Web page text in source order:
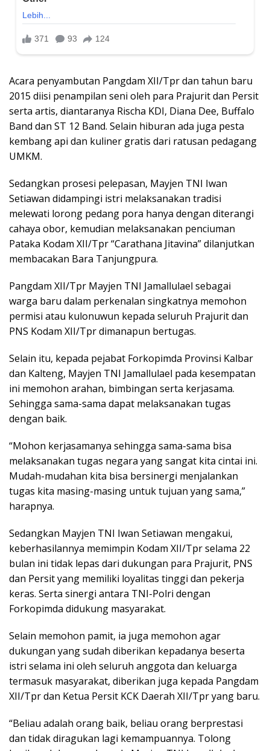
Acara penyambutan Pangdam XII/Tpr dan tahun baru
2015 diisi penampilan seni oleh para Prajurit dan Persit
serta artis, diantaranya Rischa KDI, Diana Dee, Buffalo
Band dan ST 12 Band. Selain hiburan ada juga pesta
kembang api dan kuliner gratis dari ratusan pedagang
UMKM.
Sedangkan prosesi pelepasan, Mayjen TNI Iwan
Setiawan didampingi istri melaksanakan tradisi
melewati lorong pedang pora hanya dengan diterangi
cahaya obor, kemudian melaksanakan penciuman
Pataka Kodam XII/Tpr “Carathana Jitavina” dilanjutkan
membacakan Bara Tanjungpura.
Pangdam XII/Tpr Mayjen TNI Jamallulael sebagai
warga baru dalam perkenalan singkatnya memohon
permisi atau kulonuwun kepada seluruh Prajurit dan
PNS Kodam XII/Tpr dimanapun bertugas.
Selain itu, kepada pejabat Forkopimda Provinsi Kalbar
dan Kalteng, Mayjen TNI Jamallulael pada kesempatan
ini memohon arahan, bimbingan serta kerjasama.
Sehingga sama-sama dapat melaksanakan tugas
dengan baik.
“Mohon kerjasamanya sehingga sama-sama bisa
melaksanakan tugas negara yang sangat kita cintai ini.
Mudah-mudahan kita bisa bersinergi menjalankan
tugas kita masing-masing untuk tujuan yang sama,”
harapnya.
Sedangkan Mayjen TNI Iwan Setiawan mengakui,
keberhasilannya memimpin Kodam XII/Tpr selama 22
bulan ini tidak lepas dari dukungan para Prajurit, PNS
dan Persit yang memiliki loyalitas tinggi dan pekerja
keras. Serta sinergi antara TNI-Polri dengan
Forkopimda didukung masyarakat.
Selain memohon pamit, ia juga memohon agar
dukungan yang sudah diberikan kepadanya beserta
istri selama ini oleh seluruh anggota dan keluarga
termasuk masyarakat, diberikan juga kepada Pangdam
XII/Tpr dan Ketua Persit KCK Daerah XII/Tpr yang baru.
“Beliau adalah orang baik, beliau orang berprestasi
dan tidak diragukan lagi kemampuannya. Tolong